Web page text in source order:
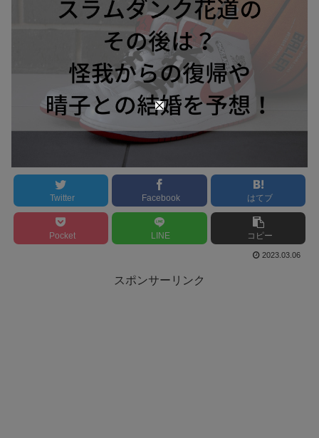
Twitter Facebook はてブ
Pocket LINE コピー
2023.03.06
スポンサーリンク